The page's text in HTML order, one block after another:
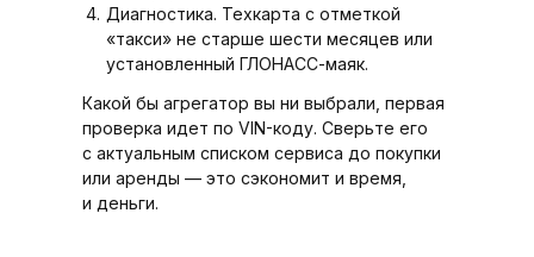
Диагностика. Техкарта с отметкой
«такси» не старше шести месяцев или
установленный ГЛОНАСС-маяк.
Какой бы агрегатор вы ни выбрали, первая
проверка идет по VIN-коду. Сверьте его
с актуальным списком сервиса до покупки
или аренды — это сэкономит и время,
и деньги.